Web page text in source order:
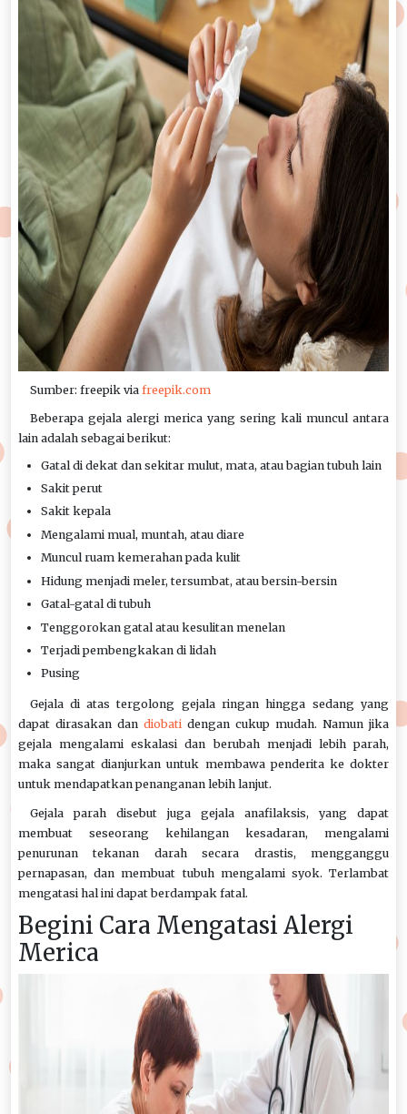
Sumber: freepik via freepik.com
Beberapa gejala alergi merica yang sering kali muncul antara
lain adalah sebagai berikut:
Gatal di dekat dan sekitar mulut, mata, atau bagian tubuh lain
Sakit perut
Sakit kepala
Mengalami mual, muntah, atau diare
Muncul ruam kemerahan pada kulit
Hidung menjadi meler, tersumbat, atau bersin-bersin
Gatal-gatal di tubuh
Tenggorokan gatal atau kesulitan menelan
Terjadi pembengkakan di lidah
Pusing
Gejala di atas tergolong gejala ringan hingga sedang yang
dapat dirasakan dan diobati dengan cukup mudah. Namun jika
gejala mengalami eskalasi dan berubah menjadi lebih parah,
maka sangat dianjurkan untuk membawa penderita ke dokter
untuk mendapatkan penanganan lebih lanjut.
Gejala parah disebut juga gejala anafilaksis, yang dapat
membuat seseorang kehilangan kesadaran, mengalami
penurunan tekanan darah secara drastis, mengganggu
pernapasan, dan membuat tubuh mengalami syok. Terlambat
mengatasi hal ini dapat berdampak fatal.
Begini Cara Mengatasi Alergi
Merica